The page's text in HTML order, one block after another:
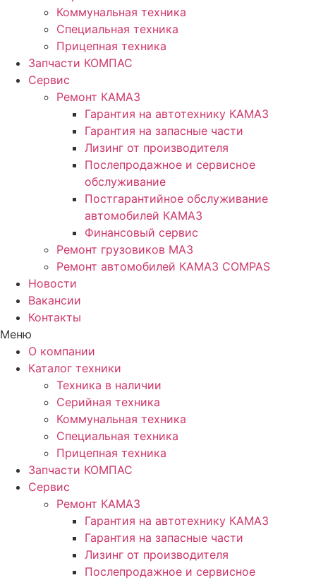
Коммунальная техника
Специальная техника
Прицепная техника
Запчасти КОМПАС
Сервис
Ремонт КАМАЗ
Гарантия на автотехнику КАМАЗ
Гарантия на запасные части
Лизинг от производителя
Послепродажное и сервисное
обслуживание
Постгарантийное обслуживание
автомобилей КАМАЗ
Финансовый сервис
Ремонт грузовиков МАЗ
Ремонт автомобилей КАМАЗ COMPAS
Новости
Вакансии
Контакты
Меню
О компании
Каталог техники
Техника в наличии
Серийная техника
Коммунальная техника
Специальная техника
Прицепная техника
Запчасти КОМПАС
Сервис
Ремонт КАМАЗ
Гарантия на автотехнику КАМАЗ
Гарантия на запасные части
Лизинг от производителя
Послепродажное и сервисное